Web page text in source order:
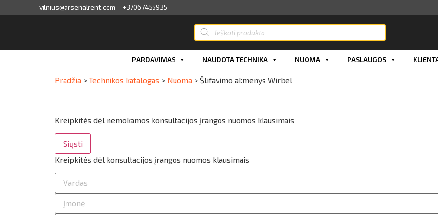
vilnius@arsenalrent.com +37067455935
PARDAVIMAS NAUDOTA TECHNIKA NUOMA PASLAUGOS
Pradžia > Technikos katalogas > Nuoma > Šlifavimo akmenys Wirbel
Kreipkitės dėl nemokamos konsultacijos įrangos nuomos klausimais
Siųsti
Kreipkitės dėl konsultacijos įrangos nuomos klausimais